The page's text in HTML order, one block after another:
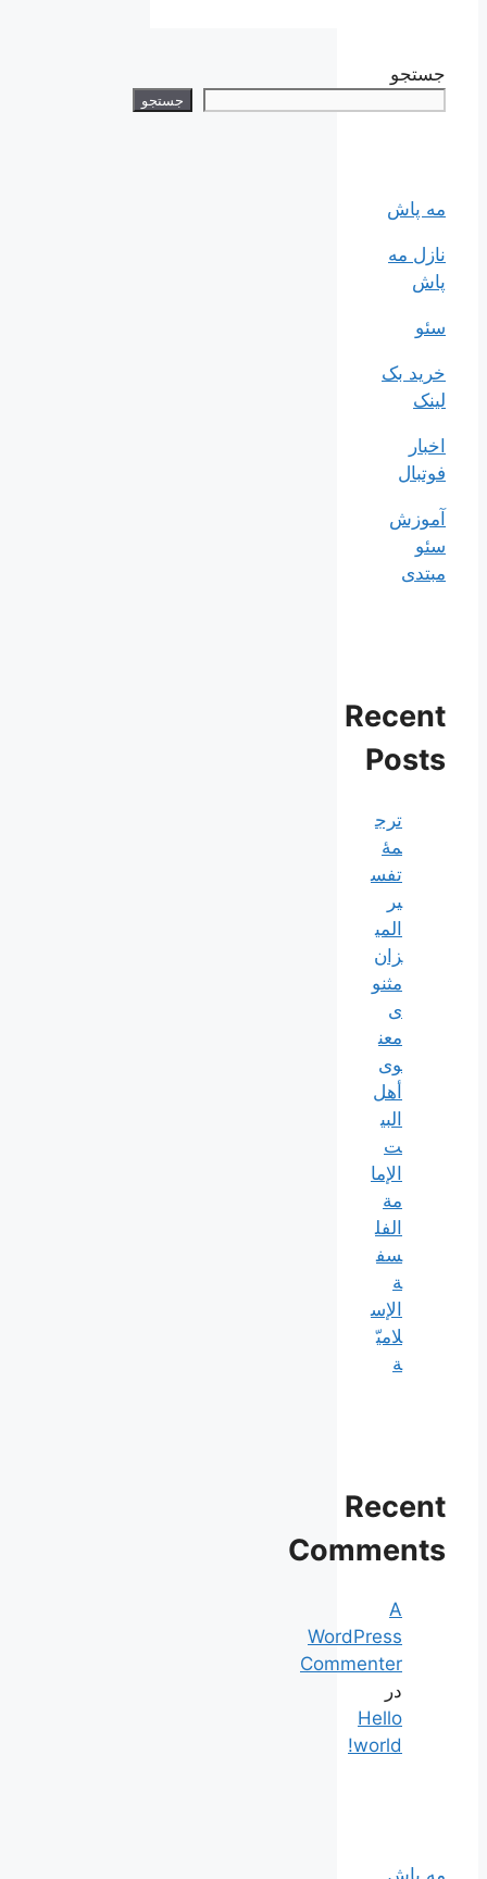
جستجو
جستجو
مه پاش
نازل مه
پاش
سئو
خرید بک
لینک
اخبار
فوتبال
آموزش
سئو
مبتدی
Recent
Posts
ترج
مۀ
تفس
یر
المی
زان
مثنو
ی
معن
وی
أهل
البي
ت
الإما
مة
الفل
سف
ة
الإس
لاميّ
ة
Recent
Comments
A
WordPress
Commenter
در
Hello
world!